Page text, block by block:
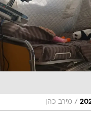
/ מירב כהן